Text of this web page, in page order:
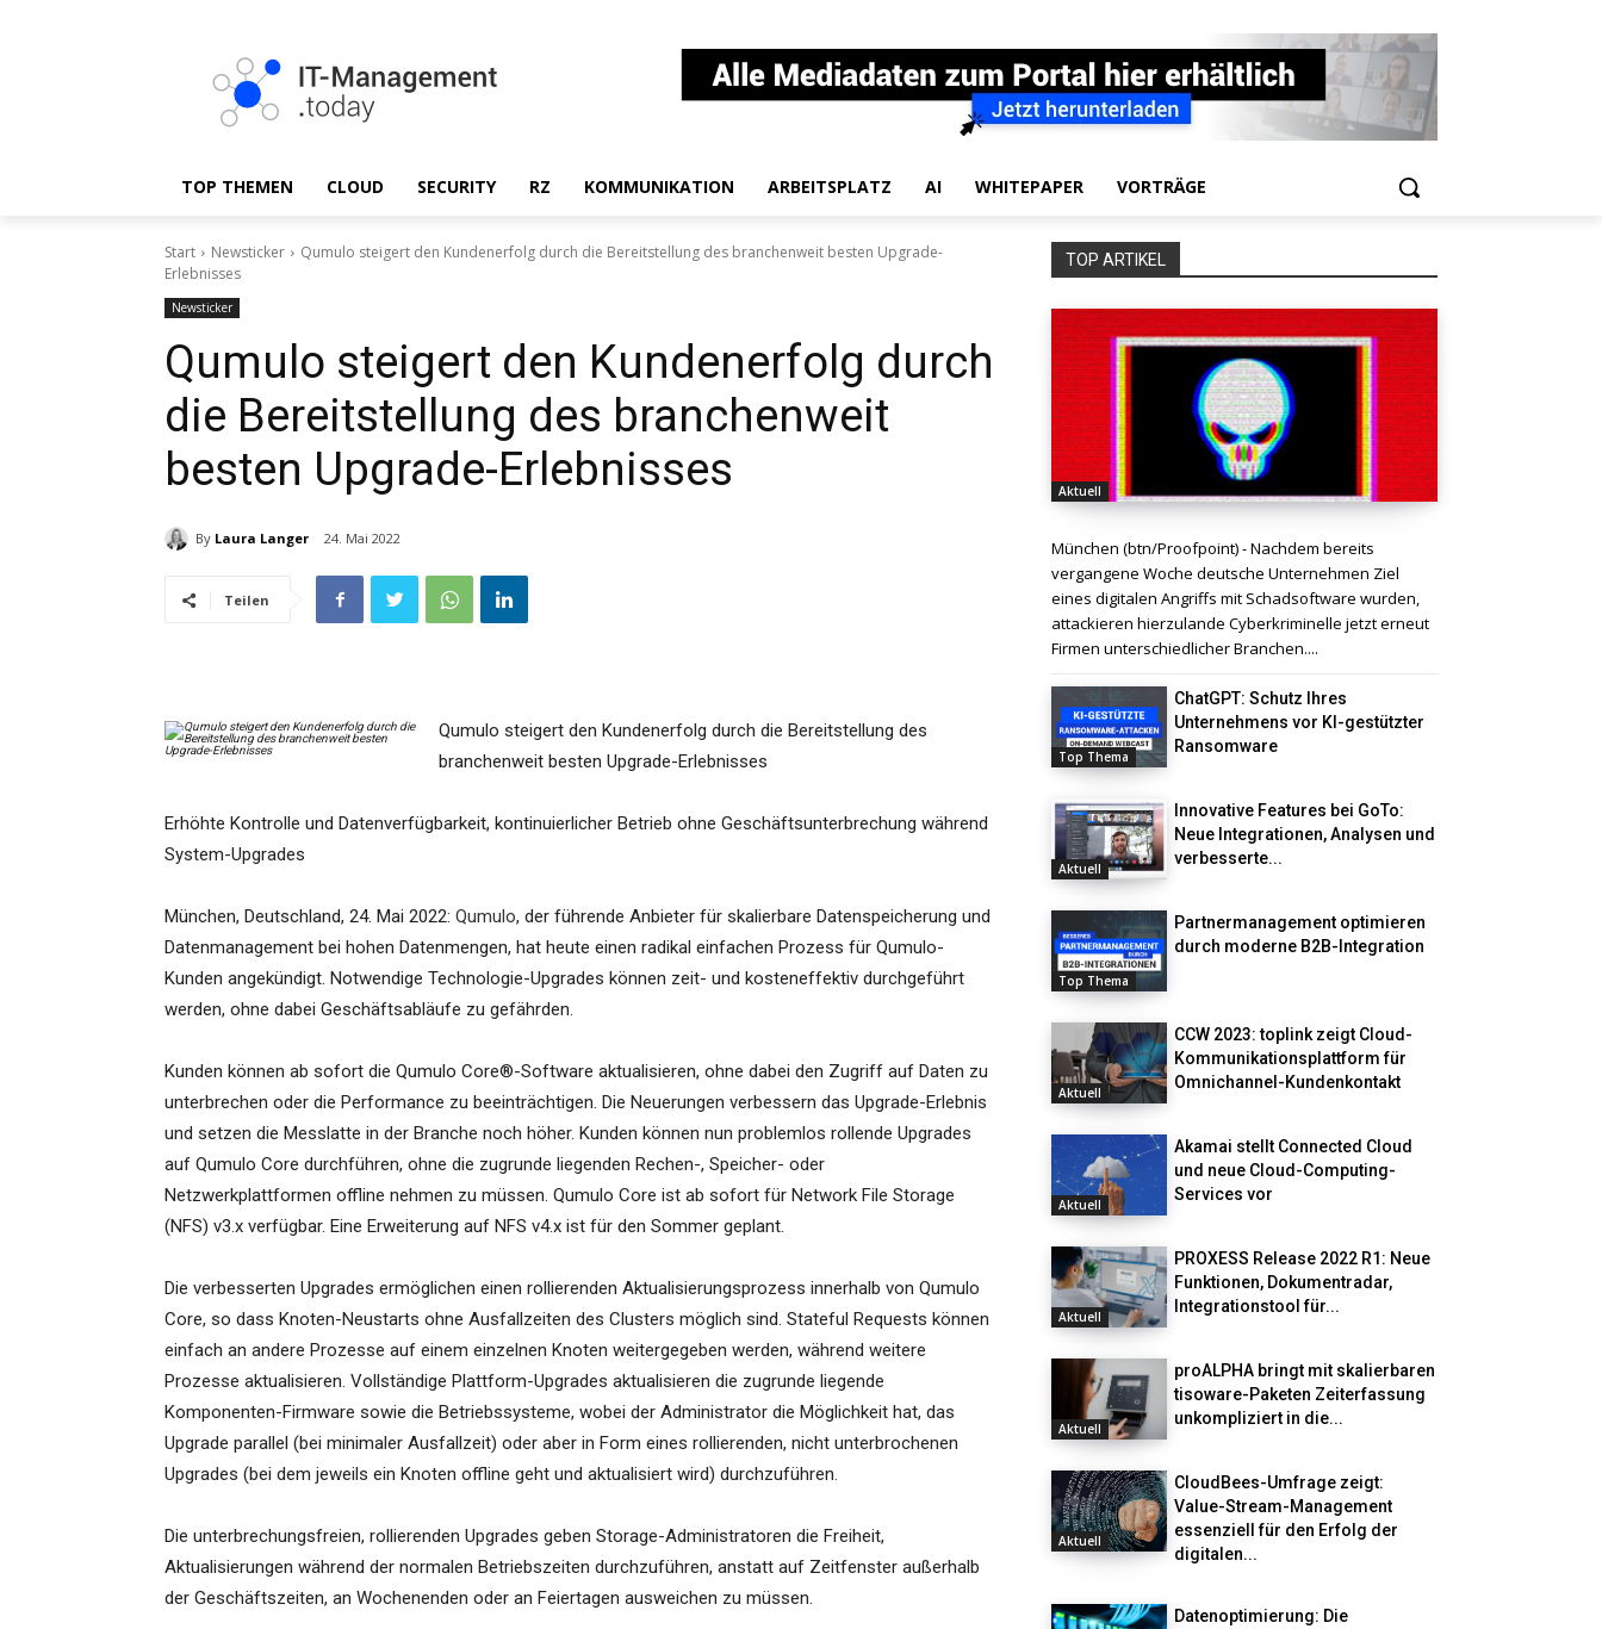
TOP THEMEN CLOUD SECURITY RZ KOMMUNIKATION ARBEITSPLATZ AI WHITEPAPER VORTRÄGE
Start Newsticker
Qumulo steigert den Kundenerfolg durch die Bereitstellung des branchenweit besten Upgrade-
Erlebnisses
Newsticker
Qumulo steigert den Kundenerfolg durch
die Bereitstellung des branchenweit
besten Upgrade-Erlebnisses
By Laura Langer 24. Mai 2022
Teilen
Qumulo steigert den Kundenerfolg durch die Bereitstellung des
branchenweit besten Upgrade-Erlebnisses
Erhöhte Kontrolle und Datenverfügbarkeit, kontinuierlicher Betrieb ohne Geschäftsunterbrechung während
System-Upgrades
München, Deutschland, 24. Mai 2022: Qumulo, der führende Anbieter für skalierbare Datenspeicherung und
Datenmanagement bei hohen Datenmengen, hat heute einen radikal einfachen Prozess für Qumulo-
Kunden angekündigt. Notwendige Technologie-Upgrades können zeit- und kosteneffektiv durchgeführt
werden, ohne dabei Geschäftsabläufe zu gefährden.
Kunden können ab sofort die Qumulo Core®-Software aktualisieren, ohne dabei den Zugriff auf Daten zu
unterbrechen oder die Performance zu beeinträchtigen. Die Neuerungen verbessern das Upgrade-Erlebnis
und setzen die Messlatte in der Branche noch höher. Kunden können nun problemlos rollende Upgrades
auf Qumulo Core durchführen, ohne die zugrunde liegenden Rechen-, Speicher- oder
Netzwerkplattformen offline nehmen zu müssen. Qumulo Core ist ab sofort für Network File Storage
(NFS) v3.x verfügbar. Eine Erweiterung auf NFS v4.x ist für den Sommer geplant.
Die verbesserten Upgrades ermöglichen einen rollierenden Aktualisierungsprozess innerhalb von Qumulo
Core, so dass Knoten-Neustarts ohne Ausfallzeiten des Clusters möglich sind. Stateful Requests können
einfach an andere Prozesse auf einem einzelnen Knoten weitergegeben werden, während weitere
Prozesse aktualisieren. Vollständige Plattform-Upgrades aktualisieren die zugrunde liegende
Komponenten-Firmware sowie die Betriebssysteme, wobei der Administrator die Möglichkeit hat, das
Upgrade parallel (bei minimaler Ausfallzeit) oder aber in Form eines rollierenden, nicht unterbrochenen
Upgrades (bei dem jeweils ein Knoten offline geht und aktualisiert wird) durchzuführen.
Die unterbrechungsfreien, rollierenden Upgrades geben Storage-Administratoren die Freiheit,
Aktualisierungen während der normalen Betriebszeiten durchzuführen, anstatt auf Zeitfenster außerhalb
der Geschäftszeiten, an Wochenenden oder an Feiertagen ausweichen zu müssen.
TOP ARTIKEL
Aktuell
München (btn/Proofpoint) - Nachdem bereits
vergangene Woche deutsche Unternehmen Ziel
eines digitalen Angriffs mit Schadsoftware wurden,
attackieren hierzulande Cyberkriminelle jetzt erneut
Firmen unterschiedlicher Branchen....
Top Thema
ChatGPT: Schutz Ihres
Unternehmens vor KI-gestützter
Ransomware
Aktuell
Innovative Features bei GoTo:
Neue Integrationen, Analysen und
verbesserte...
Top Thema
Partnermanagement optimieren
durch moderne B2B-Integration
Aktuell
CCW 2023: toplink zeigt Cloud-
Kommunikationsplattform für
Omnichannel-Kundenkontakt
Aktuell
Akamai stellt Connected Cloud
und neue Cloud-Computing-
Services vor
Aktuell
PROXESS Release 2022 R1: Neue
Funktionen, Dokumentradar,
Integrationstool für...
Aktuell
proALPHA bringt mit skalierbaren
tisoware-Paketen Zeiterfassung
unkompliziert in die...
Aktuell
CloudBees-Umfrage zeigt:
Value-Stream-Management
essenziell für den Erfolg der
digitalen...
Datenoptimierung: Die